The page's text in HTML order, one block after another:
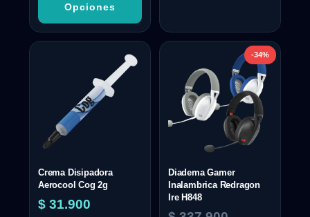
Opciones
Crema Disipadora
Aerocool Cog 2g
$ 31.900
-34%
Diadema Gamer
Inalambrica Redragon
Ire H848